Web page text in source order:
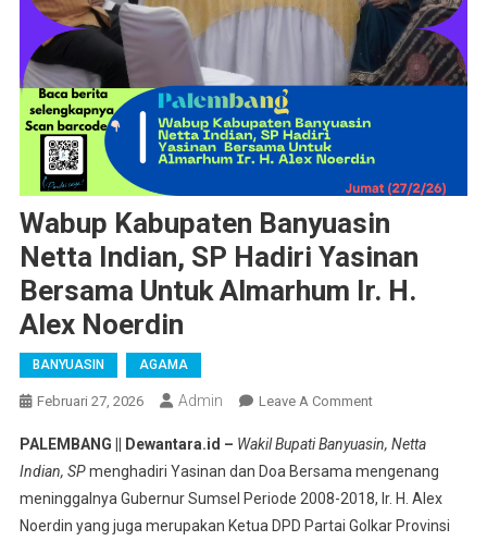
Wabup Kabupaten Banyuasin
Netta Indian, SP Hadiri Yasinan
Bersama Untuk Almarhum Ir. H.
Alex Noerdin
BANYUASIN AGAMA
Februari 27, 2026 Admin Leave A CommentOn
Kabupaten
Banyuasin
Netta
Indian,
PALEMBANG || Dewantara.id – Wakil Bupati Banyuasin, Netta
Indian, SPmenghadiri Yasinan dan Doa Bersama mengenang
meninggalnya Gubernur Sumsel Periode 2008-2018, Ir. H. Alex
Noerdin yang juga merupakan Ketua DPD Partai Golkar Provinsi